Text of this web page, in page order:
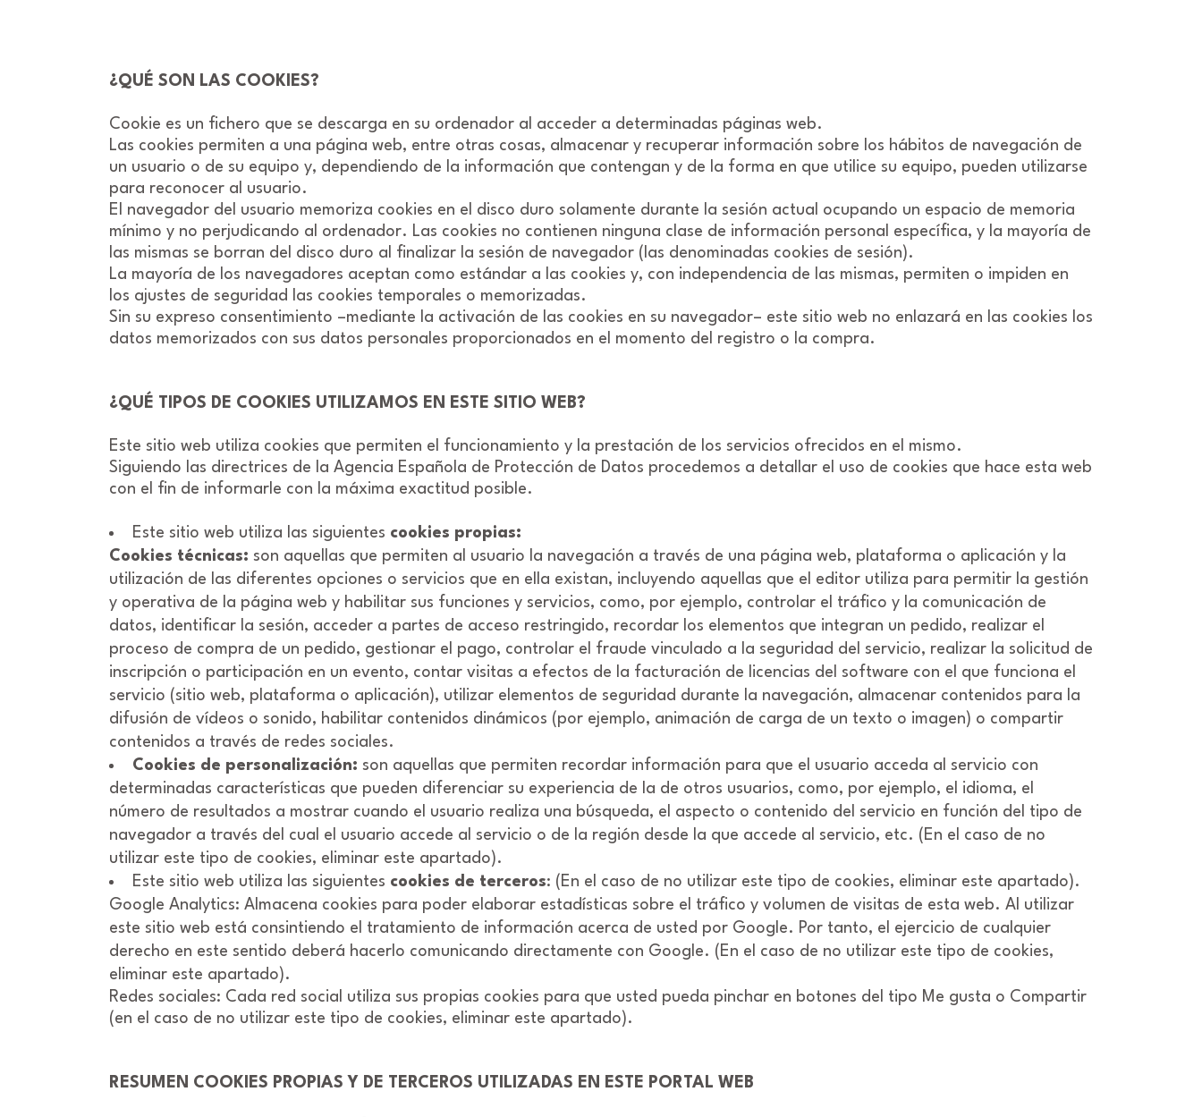
¿QUÉ SON LAS COOKIES?
Cookie es un fichero que se descarga en su ordenador al acceder a determinadas páginas web.
Las cookies permiten a una página web, entre otras cosas, almacenar y recuperar información sobre los hábitos de navegación de
un usuario o de su equipo y, dependiendo de la información que contengan y de la forma en que utilice su equipo, pueden utilizarse
para reconocer al usuario.
El navegador del usuario memoriza cookies en el disco duro solamente durante la sesión actual ocupando un espacio de memoria
mínimo y no perjudicando al ordenador. Las cookies no contienen ninguna clase de información personal específica, y la mayoría de
las mismas se borran del disco duro al finalizar la sesión de navegador (las denominadas cookies de sesión).
La mayoría de los navegadores aceptan como estándar a las cookies y, con independencia de las mismas, permiten o impiden en
los ajustes de seguridad las cookies temporales o memorizadas.
Sin su expreso consentimiento –mediante la activación de las cookies en su navegador– este sitio web no enlazará en las cookies los
datos memorizados con sus datos personales proporcionados en el momento del registro o la compra.
¿QUÉ TIPOS DE COOKIES UTILIZAMOS EN ESTE SITIO WEB?
Este sitio web utiliza cookies que permiten el funcionamiento y la prestación de los servicios ofrecidos en el mismo.
Siguiendo las directrices de la Agencia Española de Protección de Datos procedemos a detallar el uso de cookies que hace esta web
con el fin de informarle con la máxima exactitud posible.
Este sitio web utiliza las siguientes cookies propias:
Cookies técnicas: son aquellas que permiten al usuario la navegación a través de una página web, plataforma o aplicación y la
utilización de las diferentes opciones o servicios que en ella existan, incluyendo aquellas que el editor utiliza para permitir la gestión
y operativa de la página web y habilitar sus funciones y servicios, como, por ejemplo, controlar el tráfico y la comunicación de
datos, identificar la sesión, acceder a partes de acceso restringido, recordar los elementos que integran un pedido, realizar el
proceso de compra de un pedido, gestionar el pago, controlar el fraude vinculado a la seguridad del servicio, realizar la solicitud de
inscripción o participación en un evento, contar visitas a efectos de la facturación de licencias del software con el que funciona el
servicio (sitio web, plataforma o aplicación), utilizar elementos de seguridad durante la navegación, almacenar contenidos para la
difusión de vídeos o sonido, habilitar contenidos dinámicos (por ejemplo, animación de carga de un texto o imagen) o compartir
contenidos a través de redes sociales.
Cookies de personalización: son aquellas que permiten recordar información para que el usuario acceda al servicio con
determinadas características que pueden diferenciar su experiencia de la de otros usuarios, como, por ejemplo, el idioma, el
número de resultados a mostrar cuando el usuario realiza una búsqueda, el aspecto o contenido del servicio en función del tipo de
navegador a través del cual el usuario accede al servicio o de la región desde la que accede al servicio, etc. (En el caso de no
utilizar este tipo de cookies, eliminar este apartado).
Este sitio web utiliza las siguientes cookies de terceros: (En el caso de no utilizar este tipo de cookies, eliminar este apartado).
Google Analytics: Almacena cookies para poder elaborar estadísticas sobre el tráfico y volumen de visitas de esta web. Al utilizar
este sitio web está consintiendo el tratamiento de información acerca de usted por Google. Por tanto, el ejercicio de cualquier
derecho en este sentido deberá hacerlo comunicando directamente con Google. (En el caso de no utilizar este tipo de cookies,
eliminar este apartado).
Redes sociales: Cada red social utiliza sus propias cookies para que usted pueda pinchar en botones del tipo Me gusta o Compartir
(en el caso de no utilizar este tipo de cookies, eliminar este apartado).
RESUMEN COOKIES PROPIAS Y DE TERCEROS UTILIZADAS EN ESTE PORTAL WEB